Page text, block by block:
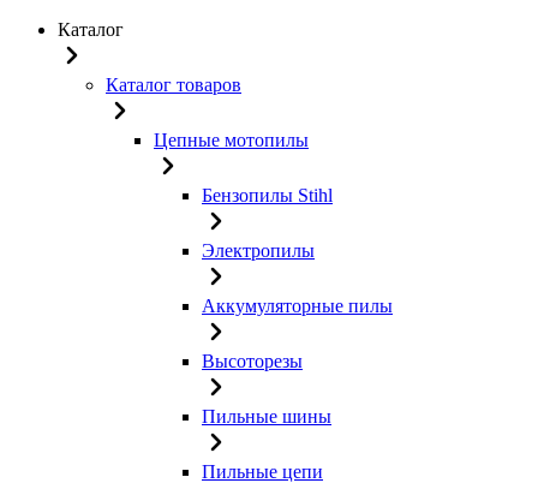
Каталог
Каталог товаров
Цепные мотопилы
Бензопилы Stihl
Электропилы
Аккумуляторные пилы
Высоторезы
Пильные шины
Пильные цепи